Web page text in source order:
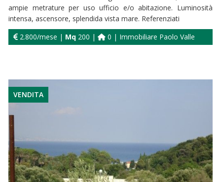
ampie metrature per uso ufficio e/o abitazione. Luminosità
intensa, ascensore, splendida vista mare. Referenziati
2.800/mese | Mq 200 | 0 | Immobiliare Paolo Valle
VENDITA